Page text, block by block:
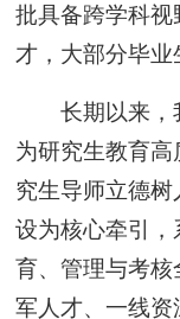
批具备跨学科视
才，大部分毕业
长期以来，
为研究生教育
究生导师立德树
设为核心牵引
育、管理与考
军人才、一线